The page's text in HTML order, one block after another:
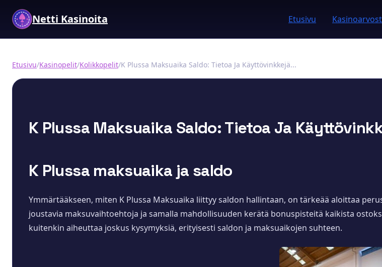
Netti Kasinoita Etusivu
Etusivu/Kasinopelit/Kolikkopelit/K Plussa Maksuaika Saldo: Tietoa Ja Käyttövinkkejä...
K Plussa Maksuaika Saldo: Tietoa Ja
K Plussa maksuaika ja saldo
Ymmärtääkseen, miten K Plussa Maksuaika liittyy saldon hallintaan, on tärkeää aloittaa
joustavia maksuvaihtoehtoja ja samalla mahdollisuuden kerätä bonuspisteitä kaikista
kuitenkin aiheuttaa joskus kysymyksiä, erityisesti saldon ja maksuaikojen suhteen.